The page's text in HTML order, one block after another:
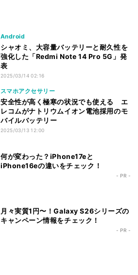
Android
シャオミ、大容量バッテリーと耐久性を
強化した「Redmi Note 14 Pro 5G」発
表
2025/03/14 02:16
スマホアクセサリー
安全性が高く極寒の状況でも使える エ
レコムがナトリウムイオン電池採用のモ
バイルバッテリー
2025/03/13 12:00
何が変わった？iPhone17eと
iPhone16eの違いをチェック！
- PR -
月々実質1円〜！Galaxy S26シリーズの
キャンペーン情報をチェック！
- PR -